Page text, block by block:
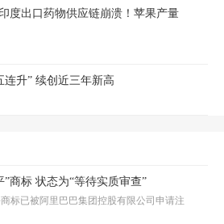
度出口药物供应链崩溃！苹果产量
连升” 续创近三年新高
”商标 状态为“等待实质审查”
已被阿里巴巴集团控股有限公司申请注